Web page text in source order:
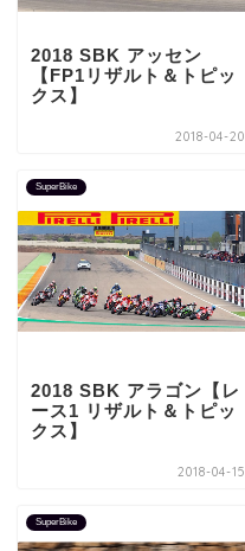
2018 SBK アッセン
【FP1リザルト＆トピッ
クス】
2018-04-20
SuperBike
2018 SBK アラゴン【レ
ース1 リザルト＆トピッ
クス】
2018-04-15
SuperBike